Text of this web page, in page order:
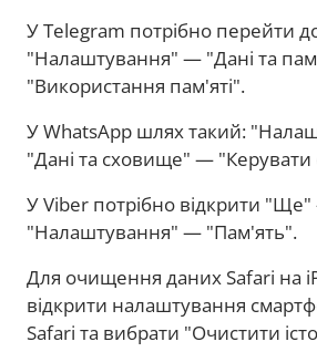
У Telegram потрібно перейти
"Налаштування" — "Дані та
"Використання пам'яті".
У WhatsApp шлях такий:
"Дані та сховище" —
У Viber потрібно відкрити
"Налаштування" — "Пам'ять".
Для очищення даних Safari на
відкрити налаштування
Safari та вибрати "Очистити